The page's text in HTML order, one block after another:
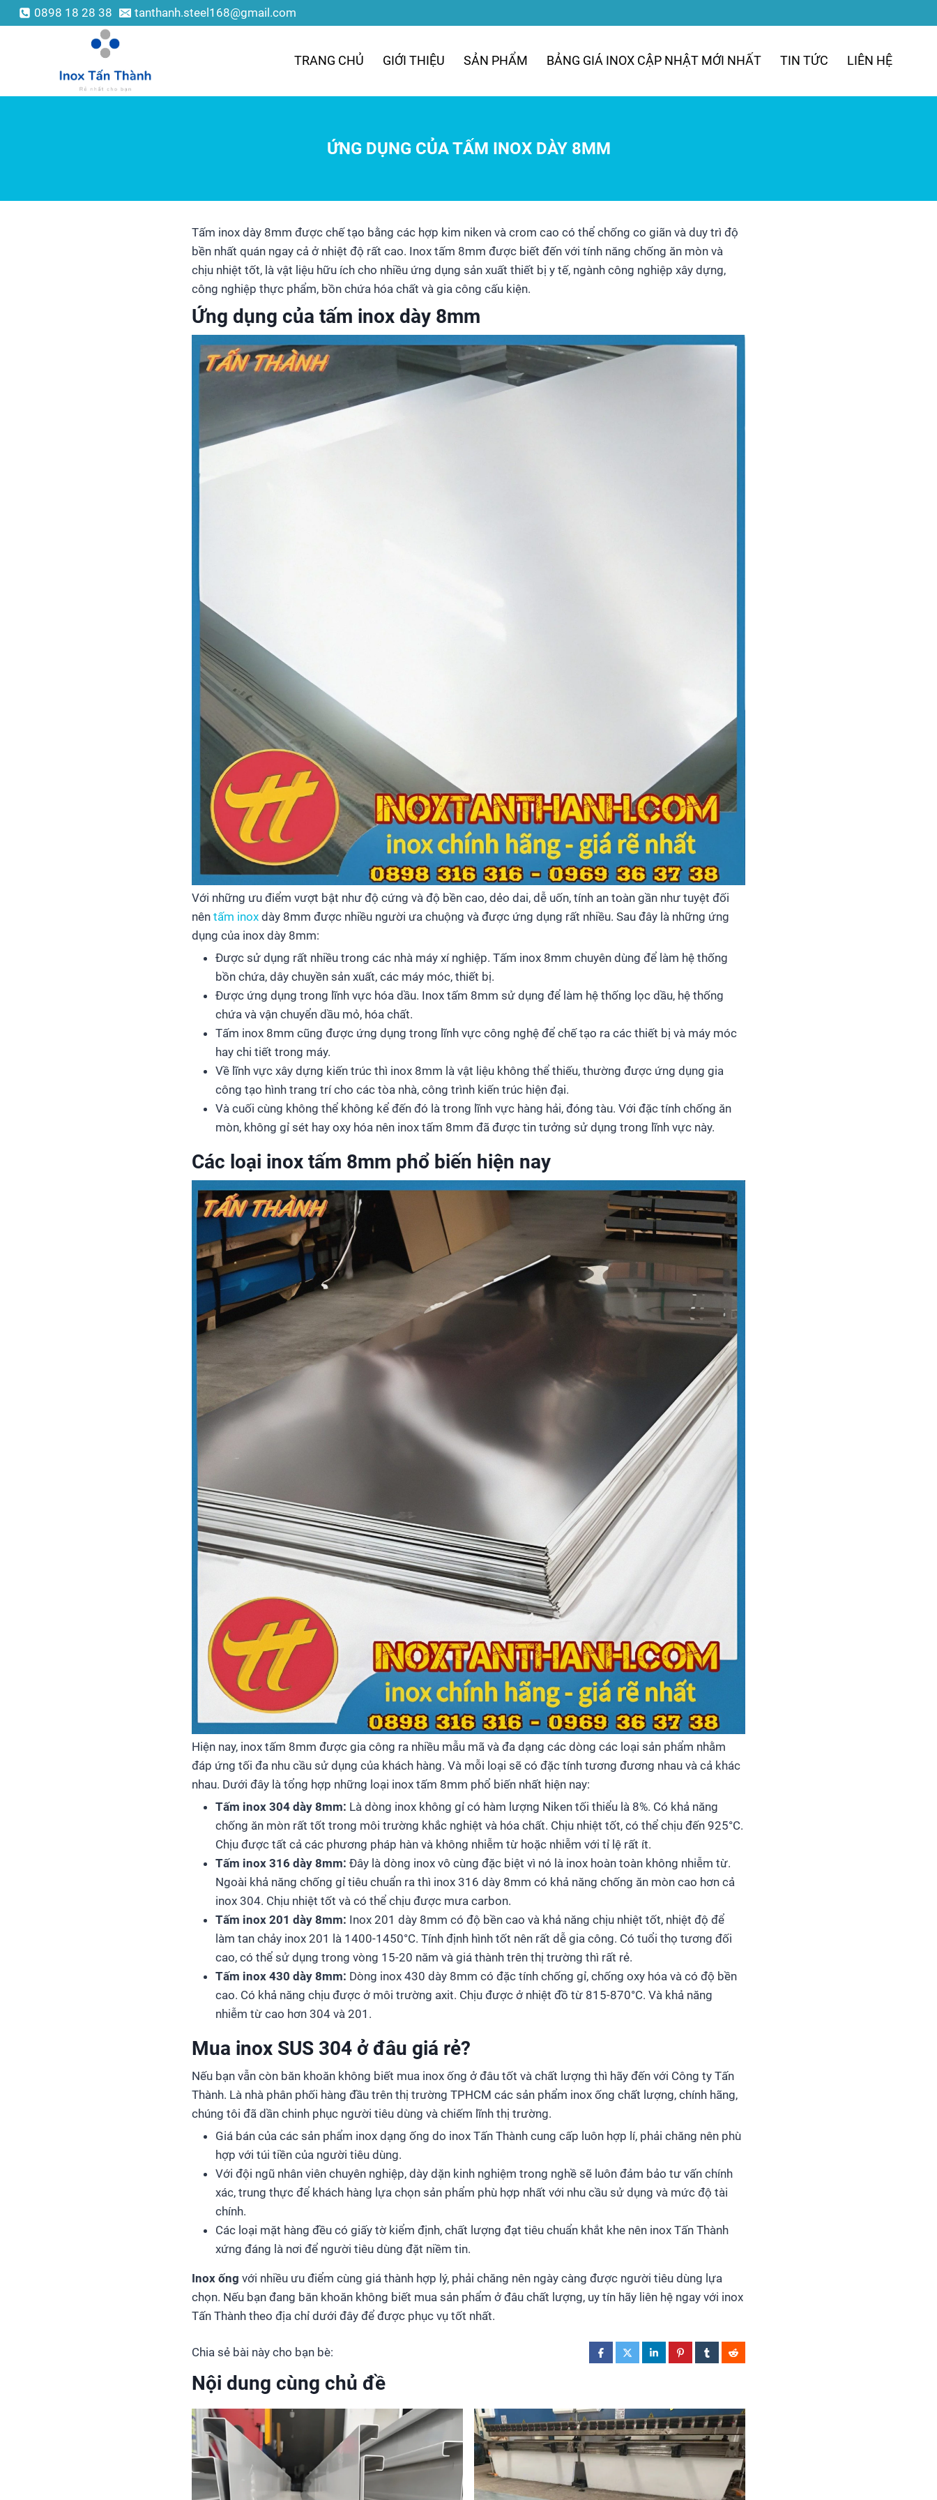
0898 18 28 38 tanthanh.steel168@gmail.com
TRANG CHỦ GIỚI THIỆU SẢN PHẨM BẢNG GIÁ INOX CẬP NHẬT MỚI NHẤT TIN TỨC LIÊN HỆ
ỨNG DỤNG CỦA TẤM INOX DÀY 8MM
Tấm inox dày 8mm được chế tạo bằng các hợp kim niken và crom cao có thể chống co giãn và duy trì độ
bền nhất quán ngay cả ở nhiệt độ rất cao. Inox tấm 8mm được biết đến với tính năng chống ăn mòn và
chịu nhiệt tốt, là vật liệu hữu ích cho nhiều ứng dụng sản xuất thiết bị y tế, ngành công nghiệp xây dựng,
công nghiệp thực phẩm, bồn chứa hóa chất và gia công cấu kiện.
Ứng dụng của tấm inox dày 8mm
Với những ưu điểm vượt bật như độ cứng và độ bền cao, dẻo dai, dễ uốn, tính an toàn gần như tuyệt đối
nên tấm inox dày 8mm được nhiều người ưa chuộng và được ứng dụng rất nhiều. Sau đây là những ứng
dụng của inox dày 8mm:
Được sử dụng rất nhiều trong các nhà máy xí nghiệp. Tấm inox 8mm chuyên dùng để làm hệ thống
bồn chứa, dây chuyền sản xuất, các máy móc, thiết bị.
Được ứng dụng trong lĩnh vực hóa dầu. Inox tấm 8mm sử dụng để làm hệ thống lọc dầu, hệ thống
chứa và vận chuyển dầu mỏ, hóa chất.
Tấm inox 8mm cũng được ứng dụng trong lĩnh vực công nghệ để chế tạo ra các thiết bị và máy móc
hay chi tiết trong máy.
Về lĩnh vực xây dựng kiến trúc thì inox 8mm là vật liệu không thể thiếu, thường được ứng dụng gia
công tạo hình trang trí cho các tòa nhà, công trình kiến trúc hiện đại.
Và cuối cùng không thể không kể đến đó là trong lĩnh vực hàng hải, đóng tàu. Với đặc tính chống ăn
mòn, không gỉ sét hay oxy hóa nên inox tấm 8mm đã được tin tưởng sử dụng trong lĩnh vực này.
Các loại inox tấm 8mm phổ biến hiện nay
Hiện nay, inox tấm 8mm được gia công ra nhiều mẫu mã và đa dạng các dòng các loại sản phẩm nhằm
đáp ứng tối đa nhu cầu sử dụng của khách hàng. Và mỗi loại sẽ có đặc tính tương đương nhau và cả khác
nhau. Dưới đây là tổng hợp những loại inox tấm 8mm phổ biến nhất hiện nay:
Tấm inox 304 dày 8mm: Là dòng inox không gỉ có hàm lượng Niken tối thiểu là 8%. Có khả năng
chống ăn mòn rất tốt trong môi trường khắc nghiệt và hóa chất. Chịu nhiệt tốt, có thể chịu đến 925°C.
Chịu được tất cả các phương pháp hàn và không nhiễm từ hoặc nhiễm với tỉ lệ rất ít.
Tấm inox 316 dày 8mm: Đây là dòng inox vô cùng đặc biệt vì nó là inox hoàn toàn không nhiễm từ.
Ngoài khả năng chống gỉ tiêu chuẩn ra thì inox 316 dày 8mm có khả năng chống ăn mòn cao hơn cả
inox 304. Chịu nhiệt tốt và có thể chịu được mưa carbon.
Tấm inox 201 dày 8mm: Inox 201 dày 8mm có độ bền cao và khả năng chịu nhiệt tốt, nhiệt độ để
làm tan chảy inox 201 là 1400-1450°C. Tính định hình tốt nên rất dễ gia công. Có tuổi thọ tương đối
cao, có thể sử dụng trong vòng 15-20 năm và giá thành trên thị trường thì rất rẻ.
Tấm inox 430 dày 8mm: Dòng inox 430 dày 8mm có đặc tính chống gỉ, chống oxy hóa và có độ bền
cao. Có khả năng chịu được ở môi trường axit. Chịu được ở nhiệt đồ từ 815-870°C. Và khả năng
nhiễm từ cao hơn 304 và 201.
Mua inox SUS 304 ở đâu giá rẻ?
Nếu bạn vẫn còn băn khoăn không biết mua inox ống ở đâu tốt và chất lượng thì hãy đến với Công ty Tấn
Thành. Là nhà phân phối hàng đầu trên thị trường TPHCM các sản phẩm inox ống chất lượng, chính hãng,
chúng tôi đã dần chinh phục người tiêu dùng và chiếm lĩnh thị trường.
Giá bán của các sản phẩm inox dạng ống do inox Tấn Thành cung cấp luôn hợp lí, phải chăng nên phù
hợp với túi tiền của người tiêu dùng.
Với đội ngũ nhân viên chuyên nghiệp, dày dặn kinh nghiệm trong nghề sẽ luôn đảm bảo tư vấn chính
xác, trung thực để khách hàng lựa chọn sản phẩm phù hợp nhất với nhu cầu sử dụng và mức độ tài
chính.
Các loại mặt hàng đều có giấy tờ kiểm định, chất lượng đạt tiêu chuẩn khắt khe nên inox Tấn Thành
xứng đáng là nơi để người tiêu dùng đặt niềm tin.
Inox ống với nhiều ưu điểm cùng giá thành hợp lý, phải chăng nên ngày càng được người tiêu dùng lựa
chọn. Nếu bạn đang băn khoăn không biết mua sản phẩm ở đâu chất lượng, uy tín hãy liên hệ ngay với inox
Tấn Thành theo địa chỉ dưới đây để được phục vụ tốt nhất.
Chia sẻ bài này cho bạn bè:
Nội dung cùng chủ đề